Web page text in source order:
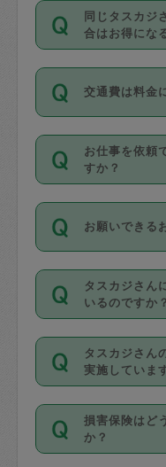
いません。
があり、レ
値、などで除
がっていく
お支払方法
Master／JCB
Diners Club
を行う際にご
ル登録時に
丈夫です。
デビットカー
リカ、au
銀行振込や現
なお、タス
金のご請求と
動計算で表
同じタスカジ
合はお得にな
依頼には「
隔週）」があ
ポット」よ
す。
定期の最低利
りに、一定
（例：毎週
ンセルが有
は２回以上
交通費は料金
交通費は依
料金のご請求
ます。交通
お仕事を依頼
すか？
時間帯は3種
たり３時間
・ＡＭ ９
・ＰＭ １３
・夜 １８
開始時間を２
能です。依
んにメッセ
い。ただし、
お願いできる
掃除、整理
作り置きです
きる仕事の
する前にタ
確認してくだ
基本的に、
外での作業
タスカジさん
いるのですか？
主婦として
方、栄養士・
育園や学校
係の専門職
すでにハウス
てお仕事を
タスカジさん
実施していま
応募の際に
を行っていま
写真提出を
損害保険はど
か？